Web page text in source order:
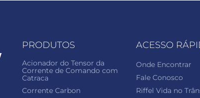
PRODUTOS
Acionador do Tensor da
Corrente de Comando com
Catraca
Corrente Carbon
ACESSO
Onde Encontrar
Fale Conosco
Riffel Vida no